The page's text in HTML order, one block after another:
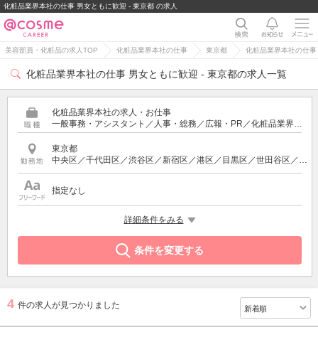
化粧品業界本社の仕事 男女ともに歓迎 - 東京都 の求人
美容部員・化粧品の求人TOP 化粧品業界本社の仕事 東京都 化粧品業界本社の仕
化粧品業界本社の仕事 男女ともに歓迎 - 東京都の求人一覧
化粧品業界本社の求人・お仕事
一般事務・アシスタント／人事・総務／広報・PR／化粧品業界の営業・スーパーバイザー／通販・ECサイト運営／商品企画・研究開発
東京都
中央区／千代田区／渋谷区／新宿区／港区／目黒区／世田谷区／品川区／豊島区／北区／足立区／台東区／武蔵野市／中野区／三鷹市／町田市／多摩市／立川市／国分寺市／小金井市／八王子市／西東京市／東京都その他
指定なし
詳細条件をみる
条件を変更する
4 件の求人が見つかりました